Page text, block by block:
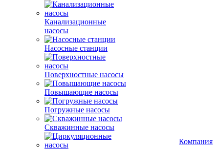
Канализационные
насосы
Насосные станции
Поверхностные насосы
Повышающие насосы
Погружные насосы
Скважинные насосы
Компания